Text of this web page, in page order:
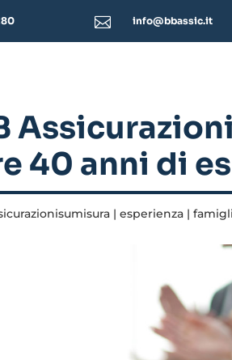
 info@bbassic.it
40 anni di
| esperienza|